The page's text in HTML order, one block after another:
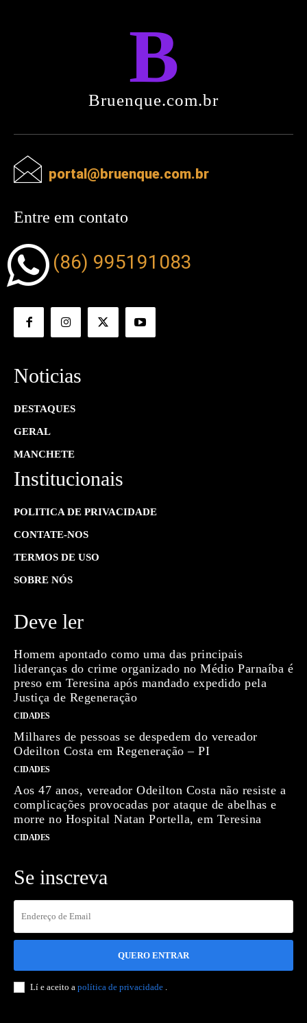
B
Bruenque.com.br
portal@bruenque.com.br
Entre em contato
(86) 995191083
Noticias
DESTAQUES
GERAL
MANCHETE
Institucionais
POLITICA DE PRIVACIDADE
CONTATE-NOS
TERMOS DE USO
SOBRE NÓS
Deve ler
Homem apontado como uma das principais
lideranças do crime organizado no Médio Parnaíba é
preso em Teresina após mandado expedido pela
Justiça de Regeneração
CIDADES
Milhares de pessoas se despedem do vereador
Odeilton Costa em Regeneração – PI
CIDADES
Aos 47 anos, vereador Odeilton Costa não resiste a
complicações provocadas por ataque de abelhas e
morre no Hospital Natan Portella, em Teresina
CIDADES
Se inscreva
QUERO ENTRAR
Lí e aceito a política de privacidade